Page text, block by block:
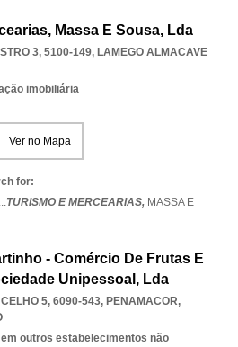
Massa E Sousa, Lda
3, 5100-149, LAMEGO ALMACAVE
imobiliária
Ver no Mapa
for:
TURISMO E MERCEARIAS, MASSA E
- Comércio De Frutas E
Unipessoal, Lda
5, 6090-543, PENAMACOR,
outros estabelecimentos não